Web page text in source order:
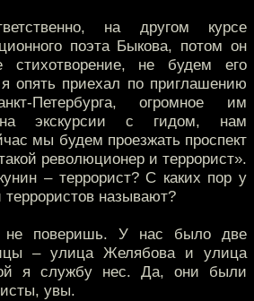
на другом курсе
поэта Быкова, потом он
стихотворение, не будем его
опять приехал по приглашению
Петербурга, огромное им
экскурсии с гидом, нам
мы будем проезжать проспект
революционер и террорист».
– террорист? С каких пор у
называют?
поверишь. У нас было две
– улица Желябова и улица
я службу нес. Да, они были
увы.